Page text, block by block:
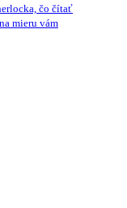
čo čítať
mieru vám